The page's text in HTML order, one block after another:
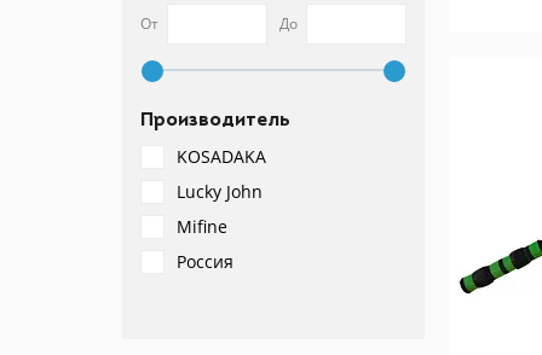
Миски и кружки
Канистры, ведра, сумки
Прочее
Точилки
Весы
Сигнальные устройства
Средства самообороны
Аптечки, кошельки,
Прочее
От До
Производитель
KOSADAKA
Lucky John
Mifine
Россия